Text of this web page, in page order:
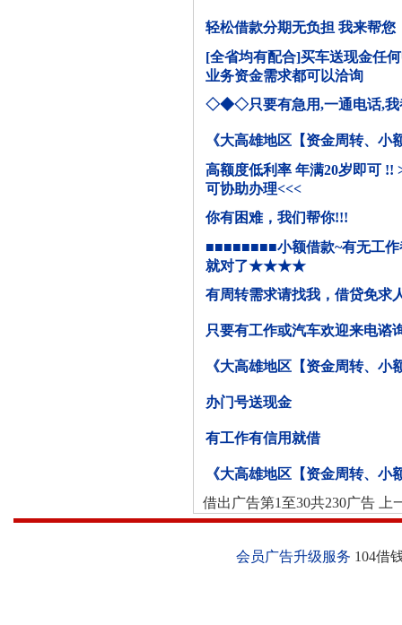
轻松借款分期无负担 我来帮您
[全省均有配合]买车送现金任
业务资金需求都可以洽询
◇◆◇只要有急用,一通电话,
《大高雄地区【资金周转、小
高额度低利率 年满20岁即可 !!
可协助办理<<<
你有困难，我们帮你!!!
■■■■■■■■小额借款~有无工作
就对了★★★★
有周转需求请找我，借贷免求
只要有工作或汽车欢迎来电谘
《大高雄地区【资金周转、小
办门号送现金
有工作有信用就借
《大高雄地区【资金周转、小
借出广告第1至30共230广告 上
会员广告升级服务 104借